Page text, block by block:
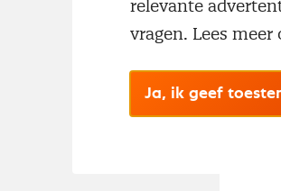
relevante
vragen. Lees meer
Ja, ik geef